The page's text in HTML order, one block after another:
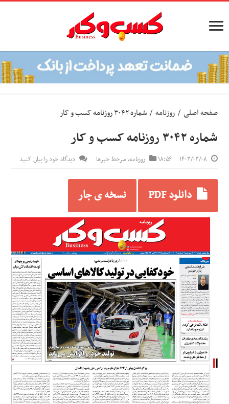
صفحه اصلی / روزنامه / شماره ۳۰۴۲ روزنامه کسب و کار
شماره ۳۰۴۲ روزنامه کسب و کار
۱۴۰۳/۰۳/۰۸ ۱۸:۵۶ روزنامه,سرخط خبرها دیدگاه خود را بیان کنید
دانلود PDF نسخه ی جار